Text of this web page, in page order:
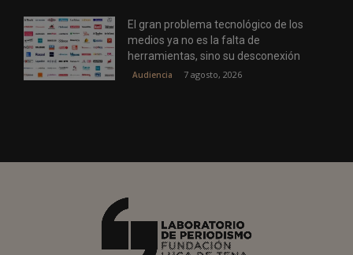
El gran problema tecnológico de los
medios ya no es la falta de
herramientas, sino su desconexión
Audiencia 7 agosto, 2026